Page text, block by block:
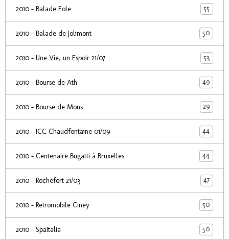
2010 - Balade Eole 55
2010 - Balade de Jolimont 50
2010 - Une Vie, un Espoir 21/07 53
2010 - Bourse de Ath 49
2010 - Bourse de Mons 29
2010 - ICC Chaudfontaine 01/09 44
2010 - Centenaire Bugatti à Bruxelles 44
2010 - Rochefort 21/03 47
2010 - Retromobile Ciney 50
2010 - SpaItalia 50